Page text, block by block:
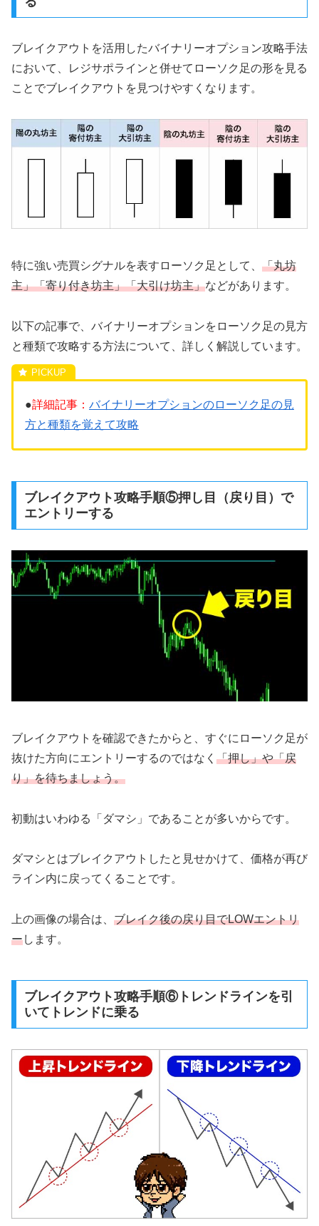
ブレイクアウトを活用したバイナリーオプション攻略手法
において、レジサポラインと併せてローソク足の形を見る
ことでブレイクアウトを見つけやすくなります。
特に強い売買シグナルを表すローソク足として、 「丸坊
主」「寄り付き坊主」「大引け坊主」などがあります。
以下の記事で、バイナリーオプションをローソク足の見方
と種類で攻略する方法について、詳しく解説しています。
●詳細記事： バイナリーオプションのローソク足の見
方と種類を覚えて攻略
ブレイクアウト攻略手順⑤押し目（戻り目）で
エントリーする
ブレイクアウトを確認できたからと、すぐにローソク足が
抜けた方向にエントリーするのではなく 「押し」や「戻
り」を待ちましょう。
初動はいわゆる「ダマシ」であることが多いからです。
ダマシとはブレイクアウトしたと見せかけて、価格が再び
ライン内に戻ってくることです。
上の画像の場合は、 ブレイク後の戻り目でLOWエントリ
ーします。
ブレイクアウト攻略手順⑥トレンドラインを引
いてトレンドに乗る